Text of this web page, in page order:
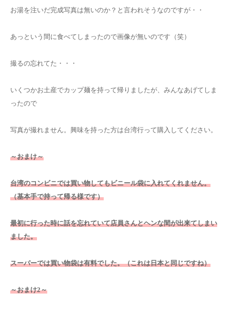
お湯を注いだ完成写真は無いのか？と言われそうなのですが・・
あっという間に食べてしまったので画像が無いのです（笑）
撮るの忘れてた・・・
いくつかお土産でカップ麺を持って帰りましたが、みんなあげてしま
ったので
写真が撮れません。興味を持った方は台湾行って購入してください。
～おまけ～
台湾のコンビニでは買い物してもビニール袋に入れてくれません。
（基本手で持って帰る様です）
最初に行った時に話を忘れていて店員さんとヘンな間が出来てしまい
ました。
スーパーでは買い物袋は有料でした。（これは日本と同じですね）
～おまけ2～